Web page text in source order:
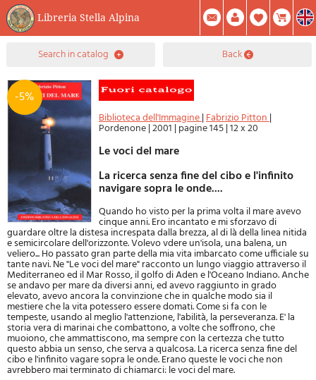
Libreria Stella Alpina
0Item(s) In Your Cart
Summary
Facebook
Create Account
search in catalog back
-5%
Biblioteca dell'Immagine|Fabrizio Pitton|
Pordenone|2001 | pagine 145|12 x 20
Le voci del mare
La ricerca senza fine del cibo e l'infinito
navigare sopra le onde....
Quando ho visto per la prima volta il mare avevo
cinque anni. Ero incantato e mi sforzavo di
guardare oltre la distesa increspata dalla brezza, al di là della linea nitida
e semicircolare dell'orizzonte. Volevo vdere un'isola, una balena, un
veliero... Ho passato gran parte della mia vita imbarcato come ufficiale su
tante navi. Ne "Le voci del mare" racconto un lungo viaggio attraverso il
Mediterraneo ed il Mar Rosso, il golfo di Aden e l'Oceano Indiano. Anche
se andavo per mare da diversi anni, ed avevo raggiunto in grado
elevato, avevo ancora la convinzione che in qualche modo sia il
mestiere che la vita potessero essere domati. Come si fa con le
tempeste, usando al meglio l'attenzione, l'abilità, la perseveranza. E' la
storia vera di marinai che combattono, a volte che soffrono, che
muoiono, che ammattiscono, ma sempre con la certezza che tutto
questo abbia un senso, che serva a qualcosa. La ricerca senza fine del
cibo e l'infinito vagare sopra le onde. Erano queste le voci che non
avrebbero mai terminato di chiamarci: le voci del mare.